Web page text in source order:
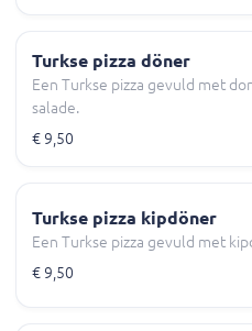
Turkse pizza döner
Een Turkse pizza gevuld met
salade.
€ 9,50
Turkse pizza kipdöner
Een Turkse pizza gevuld met
€ 9,50